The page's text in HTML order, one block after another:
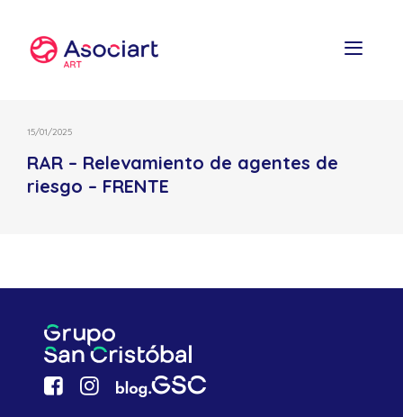
content
15/01/2025
RAR – Relevamiento de agentes de
riesgo – FRENTE